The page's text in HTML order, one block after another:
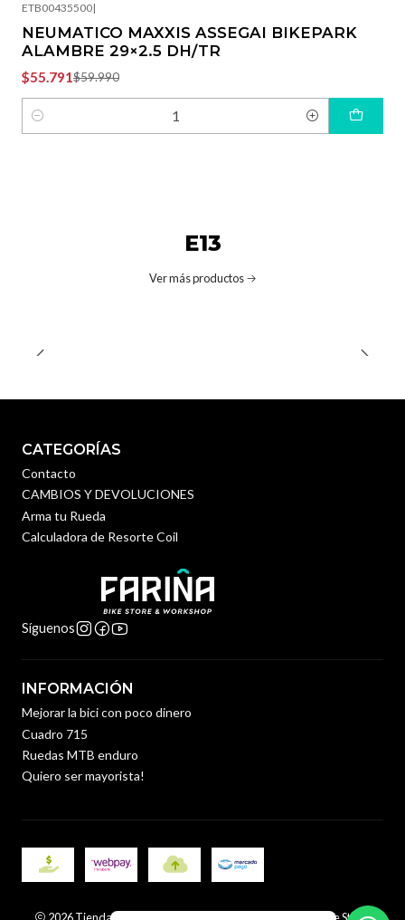
ETB00435500|
NEUMATICO MAXXIS ASSEGAI BIKEPARK
ALAMBRE 29×2.5 DH/TR
$55.791$59.990
Cantidad
E13
Ver más productos
CATEGORÍAS
Contacto
CAMBIOS Y DEVOLUCIONES
Arma tu Rueda
Calculadora de Resorte Coil
Síguenos
INFORMACIÓN
Mejorar la bici con poco dinero
Cuadro 715
Ruedas MTB enduro
Quiero ser mayorista!
2026 Tienda y Taller de Bicicletas en Santiago | Fariña Bike Store.